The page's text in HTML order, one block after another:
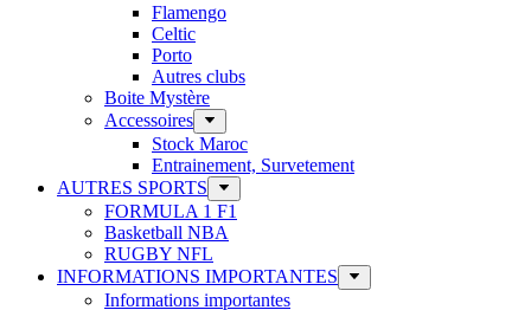
Flamengo
Celtic
Porto
Autres clubs
Boite Mystère
Accessoires
Stock Maroc
Entrainement, Survetement
AUTRES SPORTS
FORMULA 1 F1
Basketball NBA
RUGBY NFL
INFORMATIONS IMPORTANTES
Informations importantes